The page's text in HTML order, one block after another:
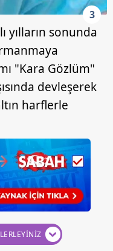
3
yılların sonunda
"Kara Gözlüm"
devleşerek
harflerle